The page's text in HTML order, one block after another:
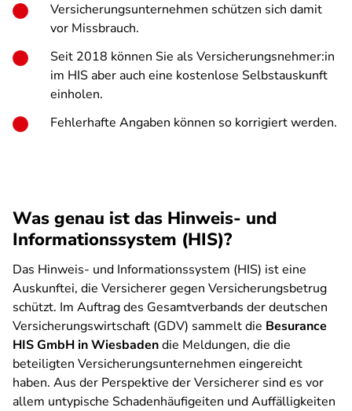
Versicherungsunternehmen schützen sich damit
vor Missbrauch.
Seit 2018 können Sie als Versicherungsnehmer:in
im HIS aber auch eine kostenlose Selbstauskunft
einholen.
Fehlerhafte Angaben können so korrigiert werden.
Was genau ist das Hinweis- und
Informationssystem (HIS)?
Das Hinweis- und Informationssystem (HIS) ist eine
Auskunftei, die Versicherer gegen Versicherungsbetrug
schützt. Im Auftrag des Gesamtverbands der deutschen
Versicherungswirtschaft (GDV) sammelt die Besurance
HIS GmbH in Wiesbadendie Meldungen, die die
beteiligten Versicherungsunternehmen eingereicht
haben. Aus der Perspektive der Versicherer sind es vor
allem untypische Schadenhäufigeiten und Auffälligkeiten